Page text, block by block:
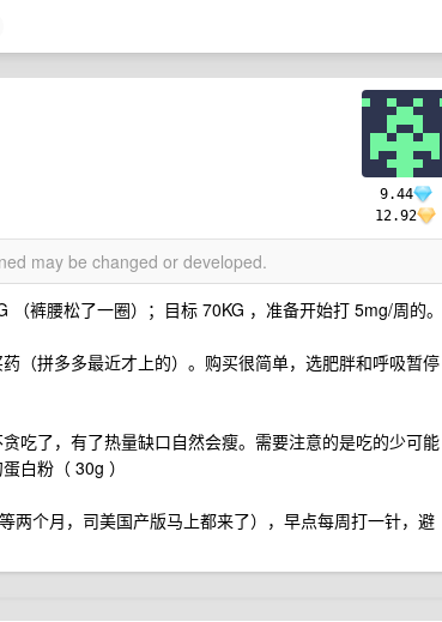
9.44
12.92
may be changed or developed.
裤腰松了一圈）；目标 70KG ，准备开始打 5mg/周的。
（拼多多最近才上的）。购买很简单，选肥胖和呼吸暂停
吃了，有了热量缺口自然会瘦。需要注意的是吃的少可能
白粉（ 30g ）
两个月，司美国产版马上都来了），早点每周打一针，避